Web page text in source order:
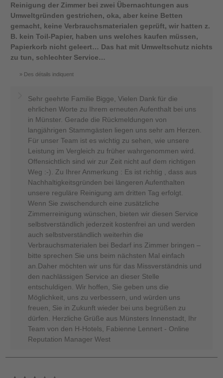
Reinigung der Zimmer bei zwei Übernachtungen aus
Umweltgründen gestrichen, oka, aber keine Betten
gemacht, keine Verbrauchsmaterialen geprüft, wir hatten z.
B. kein Toil-Papier, haben uns welches kaufen müssen,
Papierkorb nicht geleert… Das hat mit Umweltschutz nichts
zu tun, schlechter Service…
Des détails indiquent
Sehr geehrte Familie Bigge, Vielen Dank für die
ehrlichen Worte zu Ihrem erneuten Aufenthalt bei uns
in Münster. Gerade die Rückmeldungen von
langjährigen Stammgästen liegen uns sehr am Herzen.
Für unser Team ist es wichtig zu sehen, wie unsere
Leistung im Vergleich zu früher wahrgenommen wird.
Offensichtlich sind wir zur Zeit nicht auf dem richtigen
Weg :-). Zu Ihrer Anmerkung : Es ist richtig , dass aus
Nachhaltigkeitsgründen bei längeren Aufenthalten
unsere reguläre Reinigung am dritten Tag erfolgt.
Wenn Sie zwischendurch eine zusätzliche
Zimmerreinigung wünschen, bieten wir diesen Service
selbstverständlich jederzeit kostenfrei an und werden
auch selbstverständlich weiterhin die
Verbrauchsmaterialen bei Bedarf ins Zimmer bringen –
bitte sprechen Sie uns beim nächsten Mal einfach
an.Daher möchten wir uns für das Missverständnis und
den nachlässigen Service an dieser Stelle
entschuldigen. Wir hoffen, Sie geben uns die
Möglichkeit, uns zu verbessern, und würden uns
freuen, Sie in Zukunft wieder bei uns begrüßen zu
dürfen. Herzliche Grüße aus Münsters Innenstadt, Ihr
Team von den H-Hotels, Fabienne Lennert - Online
Reputation Manager West